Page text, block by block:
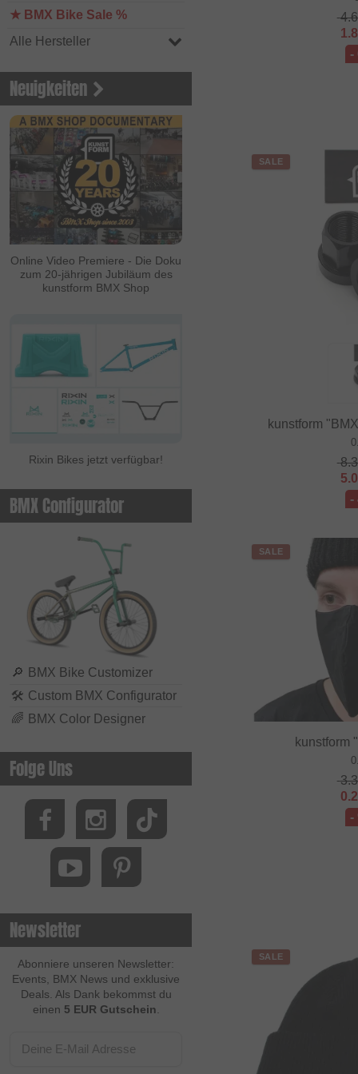
★ BMX Bike Sale %
Alle Hersteller
Neuigkeiten
Online Video Premiere - Die Doku
zum 20-jährigen Jubiläum des
kunstform BMX Shop
Rixin Bikes jetzt verfügbar!
BMX Configurator
🔎 BMX Bike Customizer
🛠 Custom BMX Configurator
🌈 BMX Color Designer
Folge Uns
Newsletter
Abonniere unseren Newsletter:
Events, BMX News und exklusive
Deals. Als Dank bekommst du
einen 5 EUR Gutschein
-
SALE
kunstform
-
SALE
kunstform
-
SALE